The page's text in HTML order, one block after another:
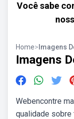
Você sabe
Home> Imagens
Imagens
Webencontre
qualidade